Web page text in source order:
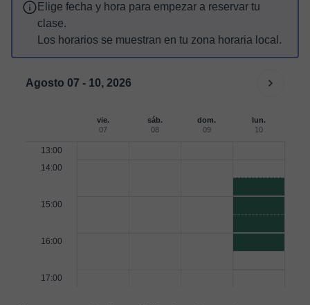
Elige fecha y hora para empezar a reservar tu
clase.
Los horarios se muestran en tu zona horaria local.
Agosto 07 - 10, 2026
vie.
07
sáb.
08
dom.
09
lun.
10
13:00
14:00
15:00
16:00
17:00